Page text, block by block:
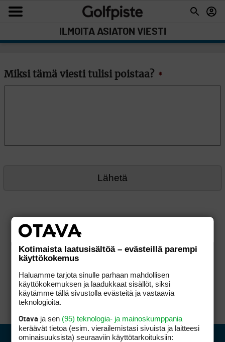
ILMOITA ASIATON VIESTI
Miksi tämä viesti tulisi poistaa? *
Kotimaista laatusisältöä – evästeillä parempi
käyttökokemus
Haluamme tarjota sinulle parhaan mahdollisen
käyttökokemuksen ja laadukkaat sisällöt, siksi
käytämme tällä sivustolla evästeitä ja vastaavia
teknologioita.
Otava ja sen (95) teknologia- ja mainoskumppania
keräävät tietoa (esim. vierailemis­tasi sivuista ja laitteesi
ominaisuuk­sista) seuraaviin käyttötarkoituksiin: